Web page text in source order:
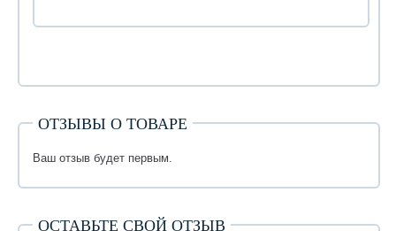
ОТЗЫВЫ О ТОВАРЕ
Ваш отзыв будет первым.
ОСТАВЬТЕ СВОЙ ОТЗЫВ